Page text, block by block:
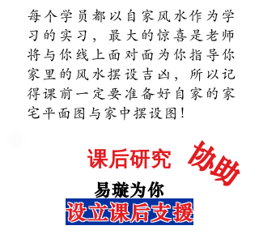
每个学员都以自家风水作为学
习的实习，最大的惊喜是老师
将与你线上面对面为你指导你
家里的风水摆设吉凶，所以记
得课前一定要准备好自家的家
宅平面图与家中摆设图！
​课后研究 协助
易璇为你
设立课后支援